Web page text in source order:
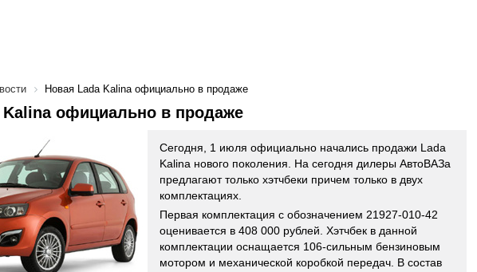
Новая Lada Kalina официально в продаже
Kalina официально в продаже
Сегодня, 1 июля официально начались продажи Lada
Kalina нового поколения. На сегодня дилеры АвтоВАЗа
предлагают только хэтчбеки причем только в двух
комплектациях.
Первая комплектация с обозначением 21927-010-42
оценивается в 408 000 рублей. Хэтчбек в данной
комплектации оснащается 106-сильным бензиновым
мотором и механической коробкой передач. В состав